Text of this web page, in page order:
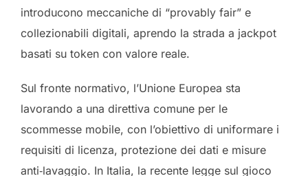
introducono meccaniche di “provably fair” e
collezionabili digitali, aprendo la strada a jackpot
basati su token con valore reale.
Sul fronte normativo, l’Unione Europea sta
lavorando a una direttiva comune per le
scommesse mobile, con l’obiettivo di uniformare i
requisiti di licenza, protezione dei dati e misure
anti‑lavaggio. In Italia, la recente legge sul gioco